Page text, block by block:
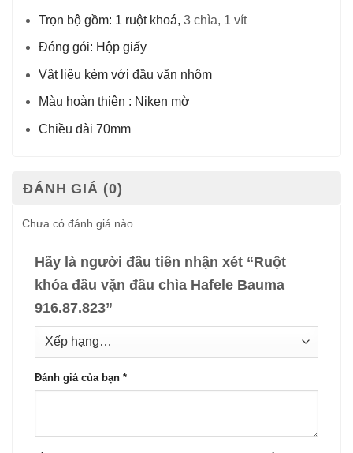
Trọn bộ gồm: 1 ruột khoá, 3 chìa, 1 vít
Đóng gói: Hộp giấy
Vật liệu kèm với đầu vặn nhôm
Màu hoàn thiện : Niken mờ
Chiều dài 70mm
ĐÁNH GIÁ (0)
Chưa có đánh giá nào.
Hãy là người đầu tiên nhận xét “Ruột
khóa đầu vặn đầu chìa Hafele Bauma
916.87.823”
Đánh giá của bạn *